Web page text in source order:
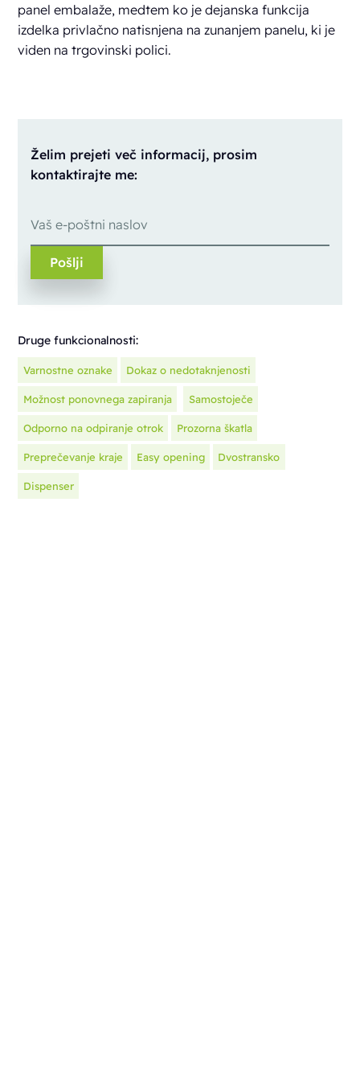
panel embalaže, medtem ko je dejanska funkcija
izdelka privlačno natisnjena na zunanjem panelu, ki je
viden na trgovinski polici.
Želim prejeti več informacij, prosim
kontaktirajte me:
Druge funkcionalnosti:
Varnostne oznake Dokaz o nedotaknjenosti
Možnost ponovnega zapiranja Samostoječe
Odporno na odpiranje otrok Prozorna škatla
Preprečevanje kraje Easy opening Dvostransko
Dispenser